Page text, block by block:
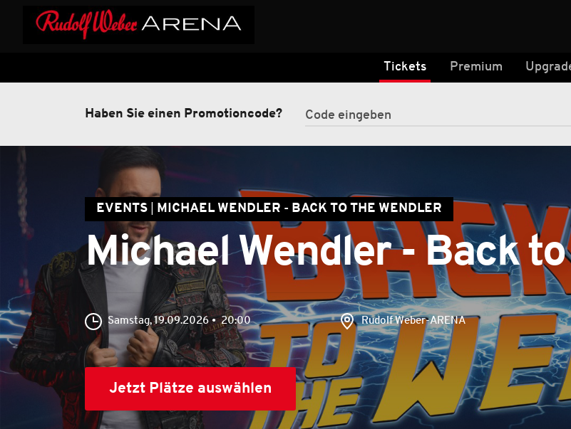
Tickets Premium
Haben Sie einen Promotioncode?
EVENTS MICHAEL WENDLER - BACK TO THE WENDLER
Michael Wendler - Back
Samstag, 19.09.2026 20:00 Rudolf Weber-ARENA
Jetzt Plätze auswählen